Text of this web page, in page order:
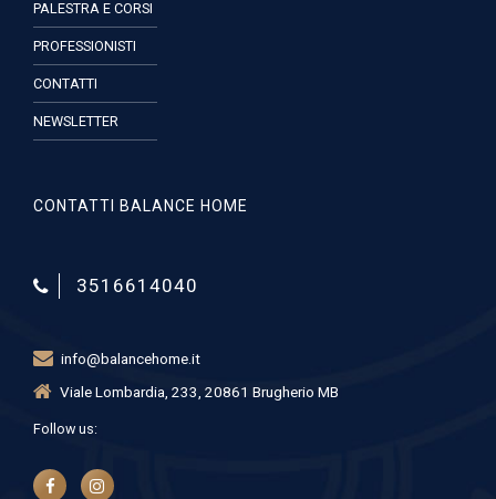
PALESTRA E CORSI
PROFESSIONISTI
CONTATTI
NEWSLETTER
CONTATTI BALANCE HOME
3516614040
info@balancehome.it
Viale Lombardia, 233, 20861 Brugherio MB
Follow us: